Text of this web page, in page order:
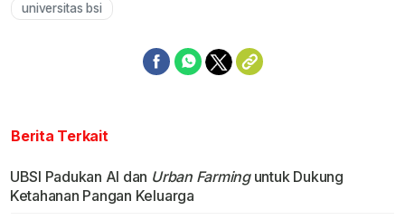
universitas bsi
Berita Terkait
UBSI Padukan AI dan Urban Farminguntuk Dukung
Ketahanan Pangan Keluarga